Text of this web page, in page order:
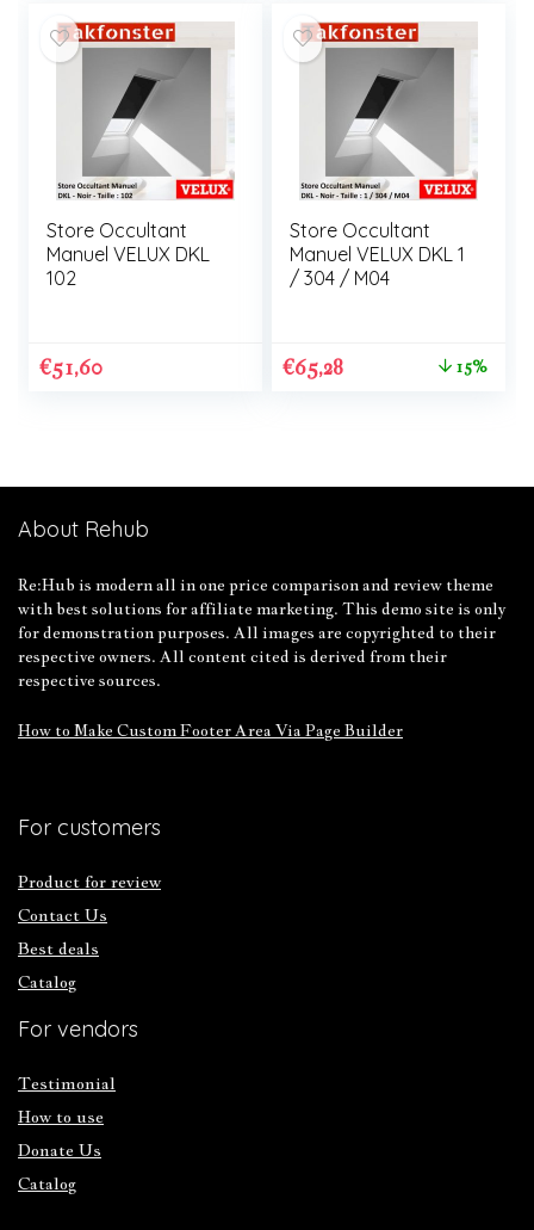
Store Occultant
Manuel VELUX DKL
102
€51,60
Store Occultant
Manuel VELUX DKL 1
/ 304 / M04
€65,28 15%
About Rehub
Re:Hub is modern all in one price comparison and review theme
with best solutions for affiliate marketing. This demo site is only
for demonstration purposes. All images are copyrighted to their
respective owners. All content cited is derived from their
respective sources.
How to Make Custom Footer Area Via Page Builder
For customers
Product for review
Contact Us
Best deals
Catalog
For vendors
Testimonial
How to use
Donate Us
Catalog